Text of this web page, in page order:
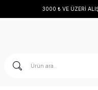
3000 ₺ VE ÜZERİ